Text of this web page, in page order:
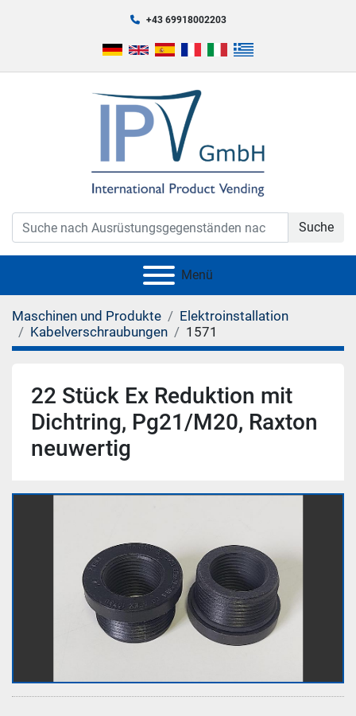
+43 69918002203
Suche
Menü
Maschinen und Produkte
Elektroinstallation
Kabelverschraubungen
1571
22 Stück Ex Reduktion mit
Dichtring, Pg21/M20, Raxton
neuwertig